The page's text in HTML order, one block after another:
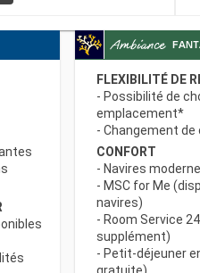
FLEXIBILITÉ DE
- Possibilité de
emplacement*
- Changement
CONFORT
- Navires
- MSC for Me
navires)
- Room Service
supplément)
- Petit-déjeuner
gratuite)